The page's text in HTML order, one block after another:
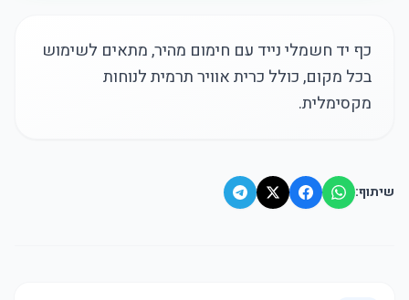
כף יד חשמלי נייד עם חימום מהיר, מתאים לשימוש
בכל מקום, כולל כרית אוויר תרמית לנוחות
מקסימלית.
שיתוף: